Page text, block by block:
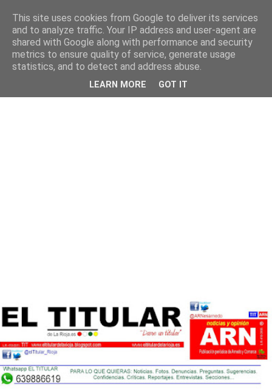
This site uses cookies from Google to deliver its services
and to analyze traffic. Your IP address and user-agent are
shared with Google along with performance and security
metrics to ensure quality of service, generate usage
statistics, and to detect and address abuse.
LEARN MORE GOT IT